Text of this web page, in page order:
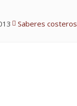
Saberes costeros